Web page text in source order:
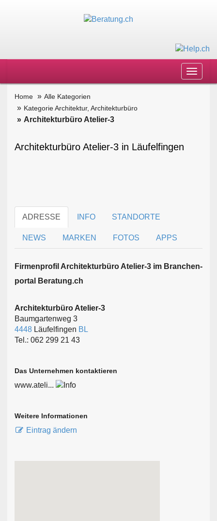
Toggle
Home
Alle Kategorien
Kategorie Architektur, Architekturbüro
Architekturbüro Atelier-3
Architekturbüro Atelier-3 in Läufelfingen
ADRESSE INFO STANDORTE
NEWS MARKEN FOTOS APPS
Firmen­profil Architekturbüro Atelier-3 im Branchen­
portal Beratung.ch
Architekturbüro Atelier-3
Baumgartenweg 3
4448 Läufelfingen BL
Tel.: 062 299 21 43
Das Unternehmen kontaktieren
www.ateli...
Weitere Informationen
Eintrag ändern